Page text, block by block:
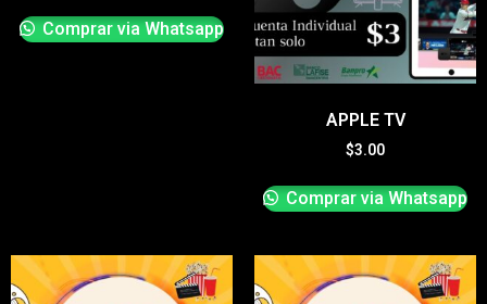
Comprar via Whatsapp
APPLE TV
$3.00
Comprar via Whatsapp